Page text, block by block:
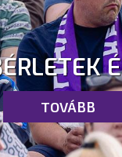
TOVÁBB